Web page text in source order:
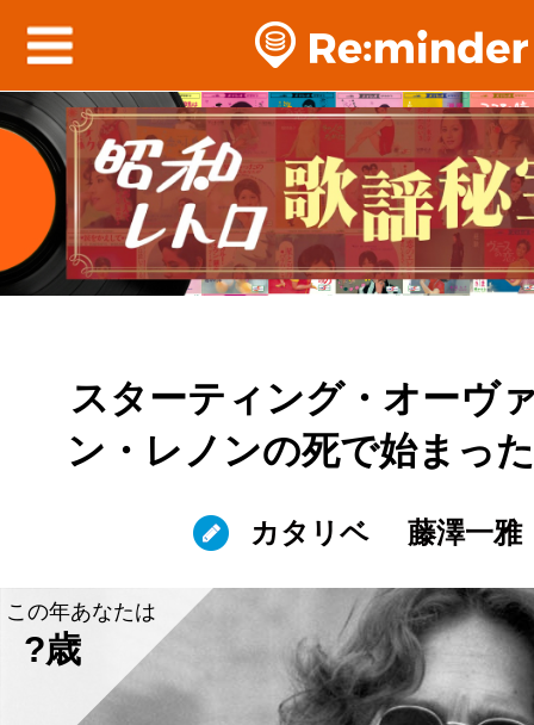
スターティング・オーヴ
ン・レノンの死で始まっ
カタリベ 藤澤一雅
この年あなたは
?歳